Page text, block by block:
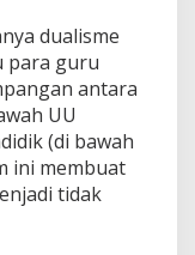
dualisme
para guru
antara
UU
(di bawah
ini membuat
tidak